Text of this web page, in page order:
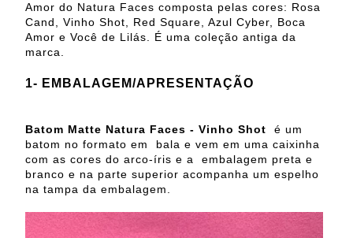
Amor do Natura Faces composta pelas cores: Rosa
Cand, Vinho Shot, Red Square, Azul Cyber, Boca
Amor e Você de Lilás. É uma coleção antiga da
marca.
1- EMBALAGEM/APRESENTAÇÃO
Batom Matte Natura Faces - Vinho Shot
é um
batom no formato em bala e vem em uma caixinha
com as cores do arco-íris e a embalagem preta e
branco e na parte superior acompanha um espelho
na tampa da embalagem.